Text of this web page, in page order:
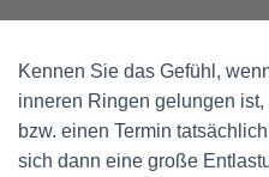
Kennen Sie das Gefühl,
inneren Ringen gelungen
bzw. einen Termin
sich dann eine große